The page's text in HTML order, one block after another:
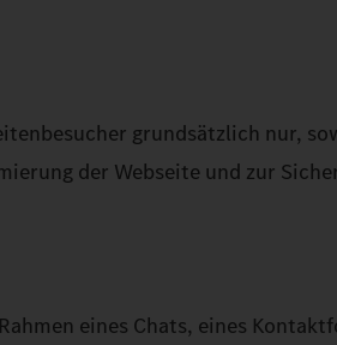
grundsätzlich nur,
der Webseite und zur
eines Chats, eines